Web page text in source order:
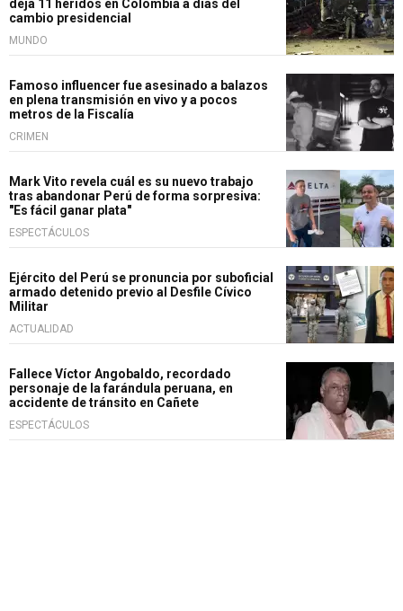
deja 11 heridos en Colombia a días del
cambio presidencial
MUNDO
Famoso influencer fue asesinado a balazos
en plena transmisión en vivo y a pocos
metros de la Fiscalía
CRIMEN
Mark Vito revela cuál es su nuevo trabajo
tras abandonar Perú de forma sorpresiva:
"Es fácil ganar plata"
ESPECTÁCULOS
Ejército del Perú se pronuncia por suboficial
armado detenido previo al Desfile Cívico
Militar
ACTUALIDAD
Fallece Víctor Angobaldo, recordado
personaje de la farándula peruana, en
accidente de tránsito en Cañete
ESPECTÁCULOS